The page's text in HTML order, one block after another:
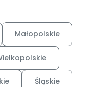
Małopolskie
Śląskie